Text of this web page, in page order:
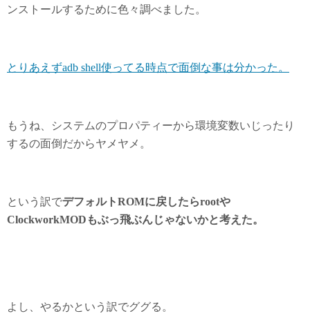
ンストールするために色々調べました。
とりあえずadb shell使ってる時点で面倒な事は分かった。
もうね、システムのプロパティーから環境変数いじったり
するの面倒だからヤメヤメ。
という訳でデフォルトROMに戻したらrootや
ClockworkMODもぶっ飛ぶんじゃないかと考えた。
よし、やるかという訳でググる。